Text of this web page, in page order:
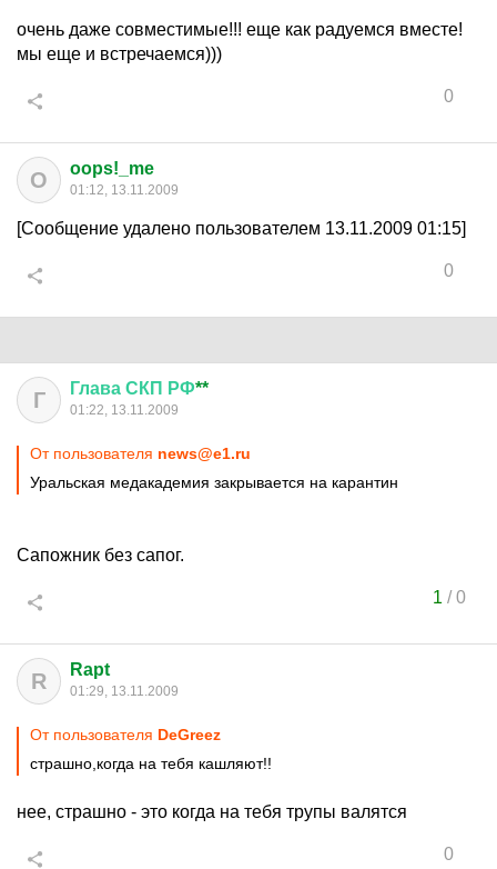
очень даже совместимые!!! еще как радуемся вместе!
мы еще и встречаемся)))
0
O oops!_me
01:12, 13.11.2009
[Сообщение удалено пользователем 13.11.2009 01:15]
0
Г Глава СКП РФ**
01:22, 13.11.2009
От пользователя news@e1.ru
Уральская медакадемия закрывается на карантин
Сапожник без сапог.
1 /0
R Rapt
01:29, 13.11.2009
От пользователя DeGreez
страшно,когда на тебя кашляют!!
нее, страшно - это когда на тебя трупы валятся
0